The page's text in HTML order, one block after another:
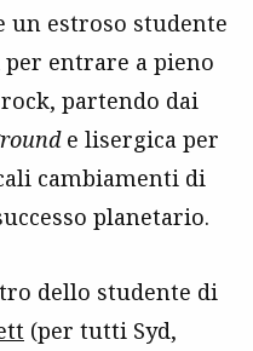
estroso studente
entrare a pieno
partendo dai
e lisergica per
cambiamenti di
planetario.
dello studente di
(per tutti Syd,